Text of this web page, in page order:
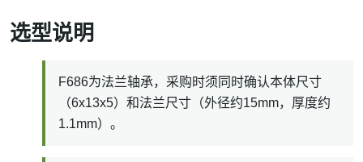
选型说明
F686为法兰轴承，采购时须同时确认本体尺寸
（6x13x5）和法兰尺寸（外径约15mm，厚度约
1.1mm）。